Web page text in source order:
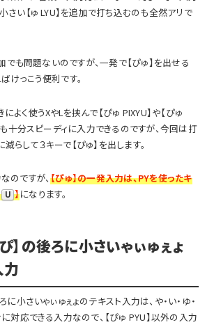
さい【ゅ LYU】を追加で打ち込むのも全然アリで
でも問題ないのですが、一発で【ぴゅ】を出せる
けっこう便利です。
よく使うXやLを挟んで【ぴゅ PIXYU】や【ぴゅ
十分スピーディに入力できるのですが、今回は打
らして３キーで【ぴゅ】を出します。
のですが、【ぴゅ】の一発入力は、PYを使ったキ
U 】になります。
】の後ろに小さいゃぃゅぇょ
に小さいゃぃゅぇょのテキスト入力は、や・い・ゆ・
対応できる入力なので、【ぴゅ PYU】以外の入力